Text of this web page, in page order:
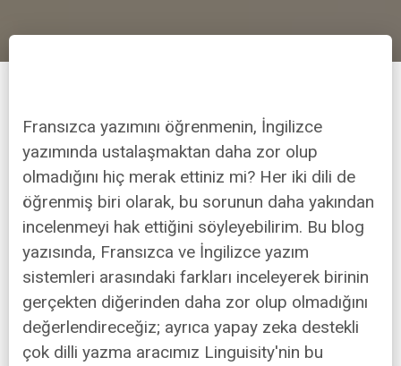
Fransızca yazımını öğrenmenin, İngilizce
yazımında ustalaşmaktan daha zor olup
olmadığını hiç merak ettiniz mi? Her iki dili de
öğrenmiş biri olarak, bu sorunun daha yakından
incelenmeyi hak ettiğini söyleyebilirim. Bu blog
yazısında, Fransızca ve İngilizce yazım
sistemleri arasındaki farkları inceleyerek birinin
gerçekten diğerinden daha zor olup olmadığını
değerlendireceğiz; ayrıca yapay zeka destekli
çok dilli yazma aracımız Linguisity'nin bu